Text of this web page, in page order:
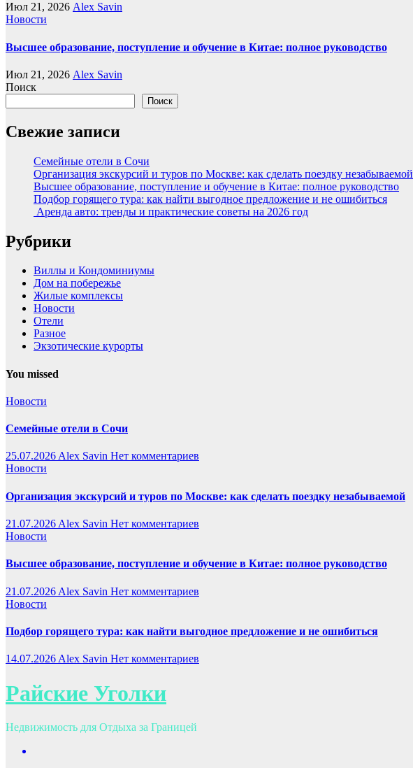
Июл 21, 2026 Alex Savin
Новости
Высшее образование, поступление и обучение в Китае: полное руководство
Июл 21, 2026 Alex Savin
Поиск
Поиск
Свежие записи
Семейные отели в Сочи
Организация экскурсий и туров по Москве: как сделать поездку незабываемой
Высшее образование, поступление и обучение в Китае: полное руководство
Подбор горящего тура: как найти выгодное предложение и не ошибиться
Аренда авто: тренды и практические советы на 2026 год
Рубрики
Виллы и Кондоминиумы
Дом на побережье
Жилые комплексы
Новости
Отели
Разное
Экзотические курорты
You missed
Новости
Семейные отели в Сочи
25.07.2026Alex Savin Нет комментариев
Новости
Организация экскурсий и туров по Москве: как сделать поездку незабываемой
21.07.2026 Alex Savin Нет комментариев
Новости
Высшее образование, поступление и обучение в Китае: полное руководство
21.07.2026 Alex Savin Нет комментариев
Новости
Подбор горящего тура: как найти выгодное предложение и не ошибиться
14.07.2026 Alex Savin Нет комментариев
Райские Уголки
Недвижимость для Отдыха за Границей